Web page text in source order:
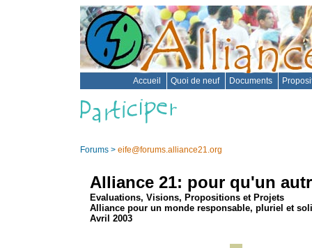
Accueil Quoi de neuf Documents
Forums > eife@forums.alliance21.org
Alliance 21: pour qu'un
Evaluations, Visions, Propositions et Projets
Alliance pour un monde responsable, pluriel et
Avril 2003